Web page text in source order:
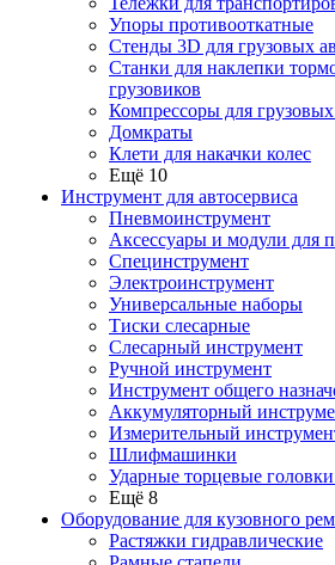
Упоры противооткатные
Стенды 3D для грузовых
Станки для наклепки
грузовиков
Компрессоры для грузовых
Домкраты
Клети для накачки колес
Ещё 10
Инструмент для автосервиса
Пневмоинструмент
Аксессуары и модули для
Специнструмент
Электроинструмент
Универсальные наборы
Тиски слесарные
Слесарный инструмент
Ручной инструмент
Инструмент общего
Аккумуляторный
Измерительный
Шлифмашинки
Ударные торцевые
Ещё 8
Оборудование для кузовного
Растяжки гидравлические